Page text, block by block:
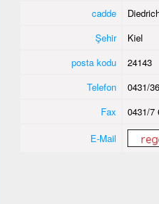
cadde
Şehir
Kiel
posta kodu
24143
Telefon
0431/
Fax
0431/7
E-Mail